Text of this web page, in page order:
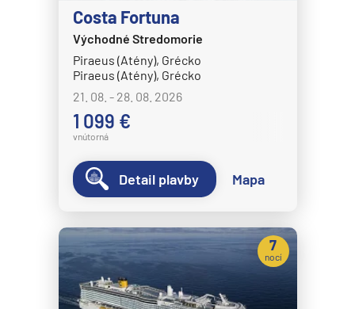
Crystal Cruises
Crystal Serenity
Crystal Symphony
Cunard Line
Queen Anne
Queen Elizabeth
Queen Mary 2
Queen Victoria
Disney Cruise Line
Disney Adventure
Disney Destiny
Costa Fortuna
Východné Stredomorie
Piraeus (Atény), Grécko
Piraeus (Atény), Grécko
21. 08. - 28. 08. 2026
1 099 €
vnútorná
Detail plavby Mapa
7
nocí